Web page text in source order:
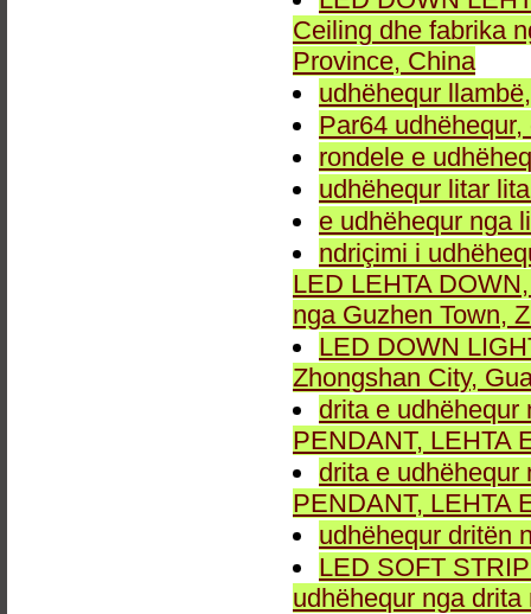
Ceiling dhe fabrika
Province, China
udhëhequr
Par64
rondele e
udhëhequr litar
e udhëhequr nga
ndriçimi i
LED LEHTA
nga Guzhen Town,
LED DOWN
Zhongshan City,
drita e udhëhequr
PENDANT, LEHTA
drita e udhëhequr
PENDANT, LEHTA
udhëhequr dritën
LED SOFT
udhëhequr nga